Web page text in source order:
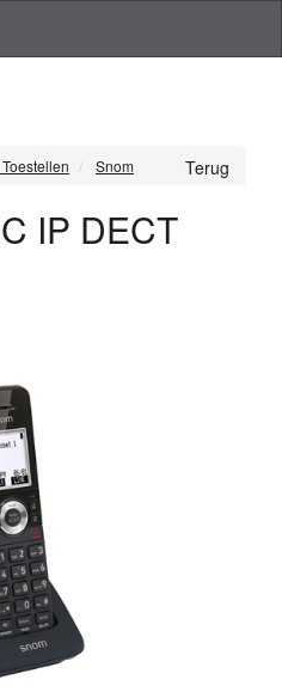
Terug
Snom
IP DECT